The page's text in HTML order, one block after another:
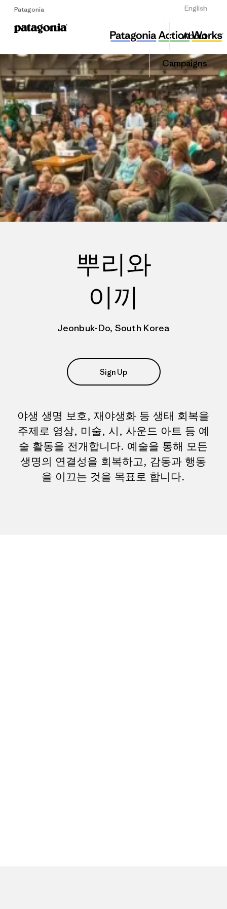
Patagonia English
Sign Up
About
Campaigns
뿌리와 이끼
Share
this
Share
on
뿌리와
이끼
Jeonbuk-Do, South Korea
Sign Up
야생 생명 보호, 재야생화 등 생태 회복을
주제로 영상, 미술, 시, 사운드 아트 등 예
술 활동을 전개합니다. 예술을 통해 모든
생명의 연결성을 회복하고, 감동과 행동
을 이끄는 것을 목표로 합니다.